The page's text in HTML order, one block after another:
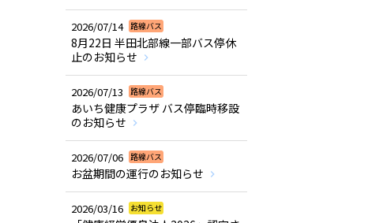
2026/07/14 路線バス
8月22日 半田北部線一部バス停休
止のお知らせ
2026/07/13 路線バス
あいち健康プラザ バス停臨時移設
のお知らせ
2026/07/06 路線バス
お盆期間の運行のお知らせ
2026/03/16 お知らせ